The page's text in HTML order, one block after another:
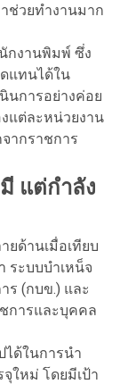
ช่วยทำงานมาก
กงานพิมพ์ ซึ่ง
แทนได้ใน
นการอย่างค่อย
แต่ละหน่วยงาน
ากราชการ
แต่กำลัง
ยด้านเมื่อเทียบ
ระบบบำเหน็จ
(กบข.) และ
การและบุคคล
ได้ในการนำ
ใหม่ โดยมีเป้า